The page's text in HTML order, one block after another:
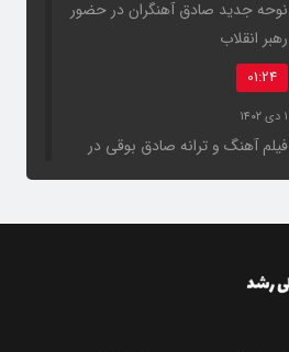
نوحه جدید صادق آهنگران در حضور
رهبر انقلاب
01:24
۱ دی ۱۴۰۲
فیلم آهنگ و ترانه صادق بوقی در
صداوسیما!
فیلم بی حجابی دانشجویان پردیس